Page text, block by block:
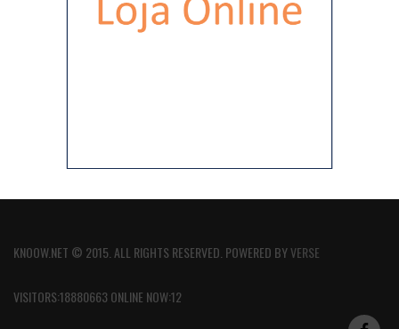
KNOOW.NET © 2015. ALL RIGHTS RESERVED. POWERED BYVERSE
VISITORS:18880663 ONLINE NOW:12